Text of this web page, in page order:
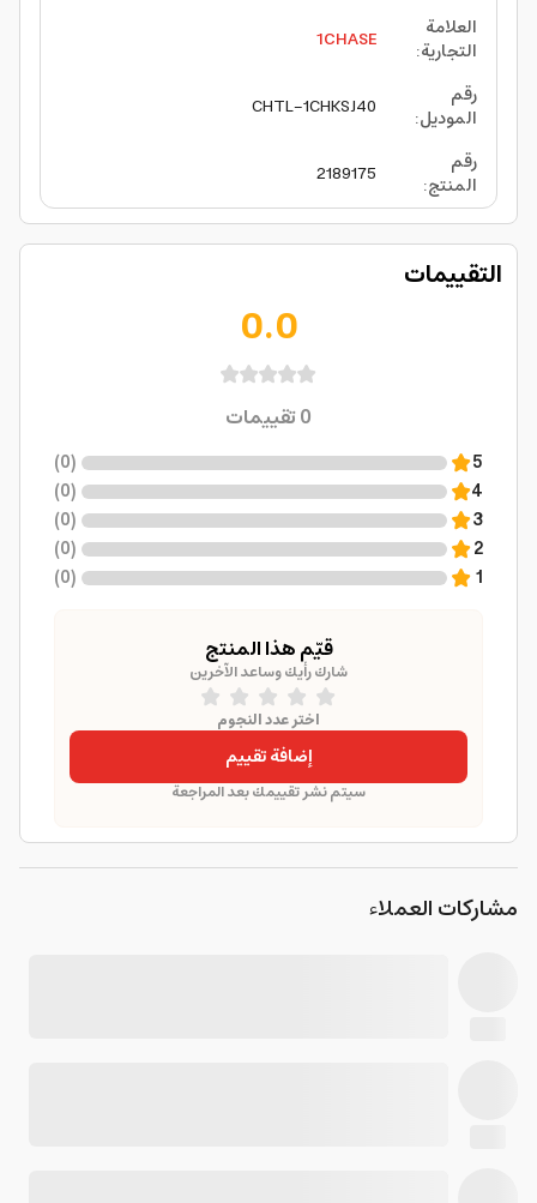
العلامة
التجارية:
1CHASE
رقم
الموديل:
CHTL-1CHKSJ40
رقم
المنتج:
2189175
التقييمات
0.0
0تقييمات
5
(
0
)
4
(
0
)
3
(
0
)
2
(
0
)
1
(
0
)
قيّم هذا المنتج
شارك رأيك وساعد الآخرين
اختر عدد النجوم
إضافة تقييم
سيتم نشر تقييمك بعد المراجعة
مشاركات العملاء